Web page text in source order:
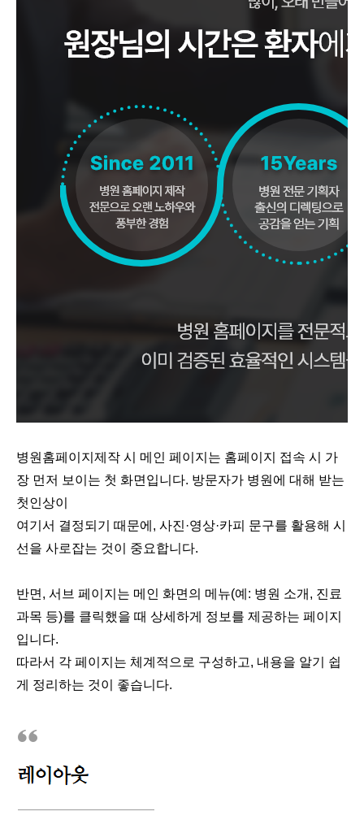
병원홈페이지제작 시 메인 페이지는 홈페이지 접속 시 가
장 먼저 보이는 첫 화면입니다. 방문자가 병원에 대해 받는
첫인상이
여기서 결정되기 때문에, 사진·영상·카피 문구를 활용해 시
선을 사로잡는 것이 중요합니다.
반면, 서브 페이지는 메인 화면의 메뉴(예: 병원 소개, 진료
과목 등)를 클릭했을 때 상세하게 정보를 제공하는 페이지
입니다.
따라서 각 페이지는 체계적으로 구성하고, 내용을 알기 쉽
게 정리하는 것이 좋습니다.